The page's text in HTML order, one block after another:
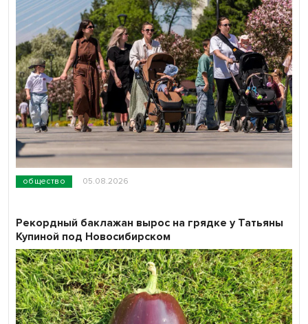
общество 05.08.2026
Рекордный баклажан вырос на грядке у Татьяны
Купиной под Новосибирском